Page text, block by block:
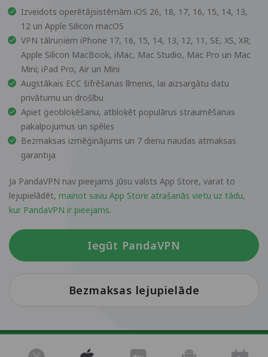
Izveidots operētājsistēmām iOS 26, 18, 17, 16, 15, 14, 13,
12 un Apple Silicon macOS
VPN tālruņiem iPhone 17, 16, 15, 14, 13, 12, 11, SE, XS, XR;
Apple Silicon MacBook, iMac, Mac Studio, Mac Pro un Mac
Mini; iPad Pro, Air un Mini
Augstākais ECC šifrēšanas līmenis, lai aizsargātu datu
privātumu un drošību
Apiet ģeobloķēšanu, atbloķēt populārus straumēšanas
pakalpojumus un spēles
Bezmaksas izmēģinājums un 7 dienu naudas atmaksas
garantija
Ja PandaVPN nav pieejams jūsu valsts App Store, varat to
lejupielādēt, mainot savu App Store atrašanās vietu uz tādu,
kur PandaVPN ir pieejams.
Iegūt PandaVPN
Bezmaksas lejupielāde